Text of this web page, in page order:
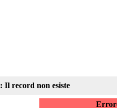
Il record non esiste